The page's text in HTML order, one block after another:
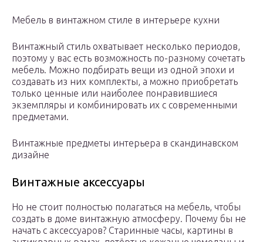
Мебель в винтажном стиле в интерьере кухни
Винтажный стиль охватывает несколько периодов,
поэтому у вас есть возможность по-разному сочетать
мебель. Можно подбирать вещи из одной эпохи и
создавать из них комплекты, а можно приобретать
только ценные или наиболее понравившиеся
экземпляры и комбинировать их с современными
предметами.
Винтажные предметы интерьера в скандинавском
дизайне
Винтажные аксессуары
Но не стоит полностью полагаться на мебель, чтобы
создать в доме винтажную атмосферу. Почему бы не
начать с аксессуаров? Старинные часы, картины в